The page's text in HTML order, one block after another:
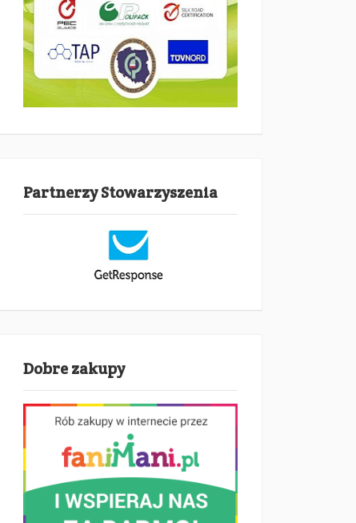
Partnerzy Stowarzyszenia
Dobre zakupy